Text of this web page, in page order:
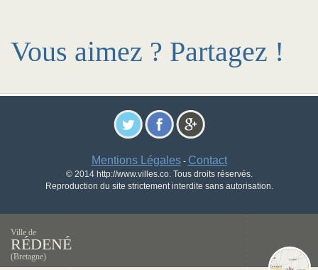
Vous aimez ? Partagez !
Mentions Légales- Contact
© 2014 http://www.villes.co. Tous droits réservés.
Reproduction du site strictement interdite sans autorisation.
Ville de
RÉDENÉ
(Bretagne)